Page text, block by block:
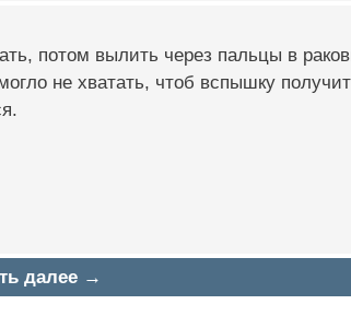
потом вылить через пальцы в
не хватать, чтоб вспышку
далее →